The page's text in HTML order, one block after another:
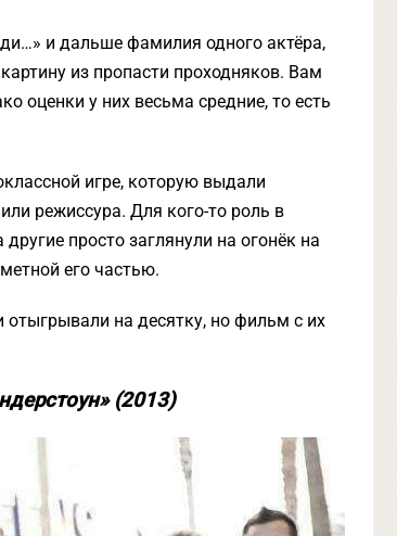
и дальше фамилия одного актёра,
из пропасти проходняков. Вам
оценки у них весьма средние, то есть
игре, которую выдали
режиссура. Для кого-то роль в
просто заглянули на огонёк на
его частью.
на десятку, но фильм с их
(2013)